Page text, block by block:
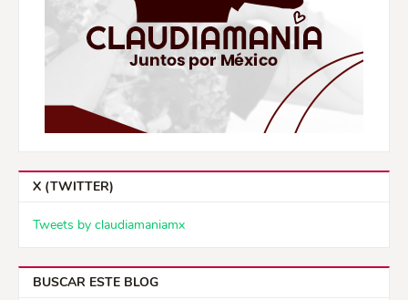
X (TWITTER)
Tweets by claudiamaniamx
BUSCAR ESTE BLOG